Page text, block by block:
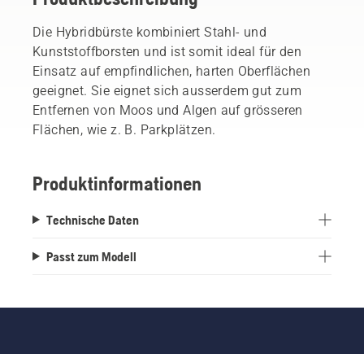
Die Hybridbürste kombiniert Stahl- und
Kunststoffborsten und ist somit ideal für den
Einsatz auf empfindlichen, harten Oberflächen
geeignet. Sie eignet sich ausserdem gut zum
Entfernen von Moos und Algen auf grösseren
Flächen, wie z. B. Parkplätzen.
Produktinformationen
Technische Daten
Passt zum Modell